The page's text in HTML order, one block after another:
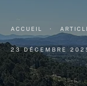
ACCUEIL ·
23 DÉCEMBRE